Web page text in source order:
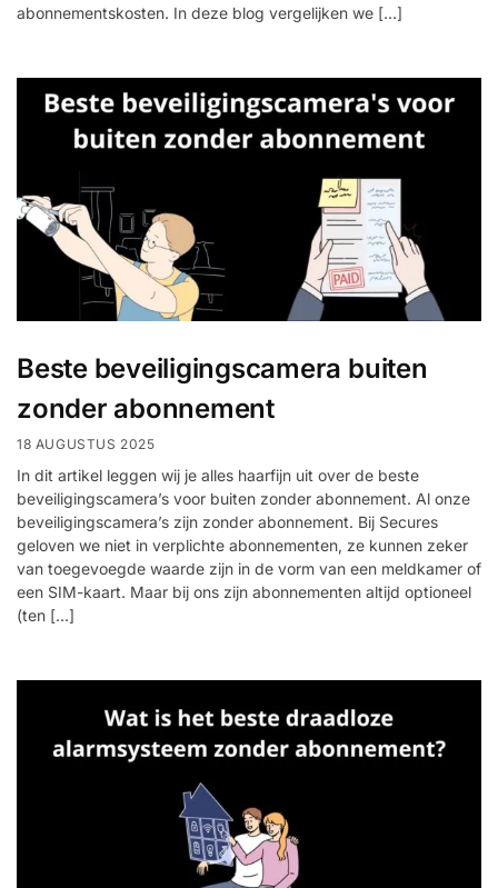
abonnementskosten. In deze blog vergelijken we […]
Beste beveiligingscamera buiten
zonder abonnement
18 AUGUSTUS 2025
In dit artikel leggen wij je alles haarfijn uit over de beste
beveiligingscamera’s voor buiten zonder abonnement. Al onze
beveiligingscamera’s zijn zonder abonnement. Bij Secures
geloven we niet in verplichte abonnementen, ze kunnen zeker
van toegevoegde waarde zijn in de vorm van een meldkamer of
een SIM-kaart. Maar bij ons zijn abonnementen altijd optioneel
(ten […]